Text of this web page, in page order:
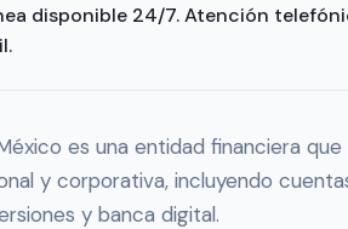
disponible 24/7. Atención
es una entidad financiera
y corporativa, incluyendo
y banca digital.